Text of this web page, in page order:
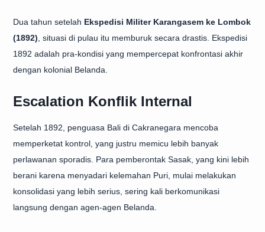
Dua tahun setelah Ekspedisi Militer Karangasem ke Lombok
(1892) , situasi di pulau itu memburuk secara drastis. Ekspedisi
1892 adalah pra-kondisi yang mempercepat konfrontasi akhir
dengan kolonial Belanda.
Escalation Konflik Internal
Setelah 1892, penguasa Bali di Cakranegara mencoba
memperketat kontrol, yang justru memicu lebih banyak
perlawanan sporadis. Para pemberontak Sasak, yang kini lebih
berani karena menyadari kelemahan Puri, mulai melakukan
konsolidasi yang lebih serius, sering kali berkomunikasi
langsung dengan agen-agen Belanda.